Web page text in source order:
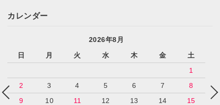
カレンダー
2026年8月
日
月 火 水 木 金
土
1
2
3 4 5 6 7
8
9
10 11 12 13 14
15